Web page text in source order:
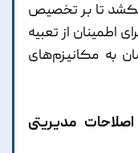
تا بر تخصیص
اطمینان از تعبیه
به مکانیزم‌های
مدیریتی